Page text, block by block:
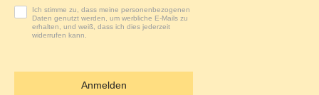
Ich stimme zu, dass meine personenbezogenen
Daten genutzt werden, um werbliche E-Mails zu
erhalten, und weiß, dass ich dies jederzeit
widerrufen kann.
Anmelden